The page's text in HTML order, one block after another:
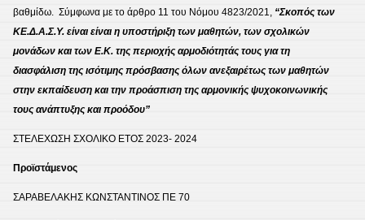
βαθμίδω. Σύμφωνα με το άρθρο 11 του Νόμου 4823/2021, “Σκοπός των
ΚΕ.Δ.Α.Σ.Υ. είναι είναι η υποστήριξη των μαθητών, των σχολικών
μονάδων και των Ε.Κ. της περιοχής αρμοδιότητάς τους για τη
διασφάλιση της ισότιμης πρόσβασης όλων ανεξαιρέτως των μαθητών
στην εκπαίδευση και την προάσπιση της αρμονικής ψυχοκοινωνικής
τους ανάπτυξης και προόδου”
ΣΤΕΛΕΧΩΣΗ ΣΧΟΛΙΚΟ ΕΤΟΣ 2023- 2024
Προϊστάμενος
ΣΑΡΑΒΕΛΑΚΗΣ ΚΩΝΣΤΑΝΤΙΝΟΣ ΠΕ 70